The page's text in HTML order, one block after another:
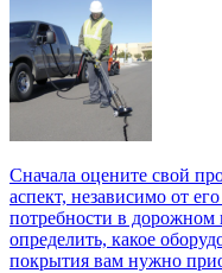
Сначала оцените свой
аспект, независимо от
потребности в
определить, какое
покрытия вам нужно